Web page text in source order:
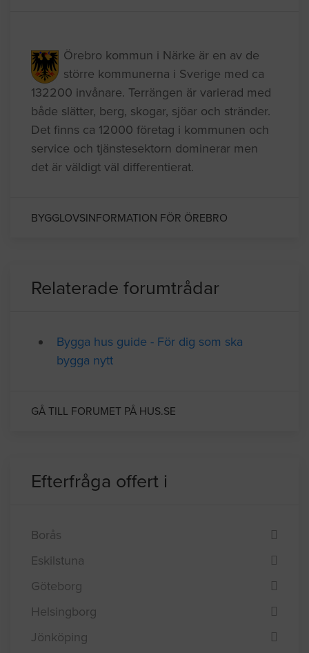
Kommuninformation
Örebro kommun i Närke är en av de
större kommunerna i Sverige med ca
132200 invånare. Terrängen är varierad med
både slätter, berg, skogar, sjöar och stränder.
det är väldigt väl differentierat.
Relaterade forumtrådar
bygga nytt
Efterfråga offert i
Borås
Eskilstuna
Göteborg